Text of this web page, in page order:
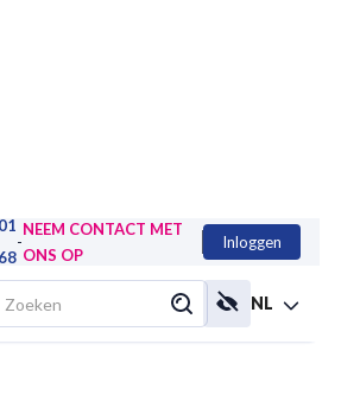
-
NEEM CONTACT MET
ONS OP
Inloggen
NL
in diensten